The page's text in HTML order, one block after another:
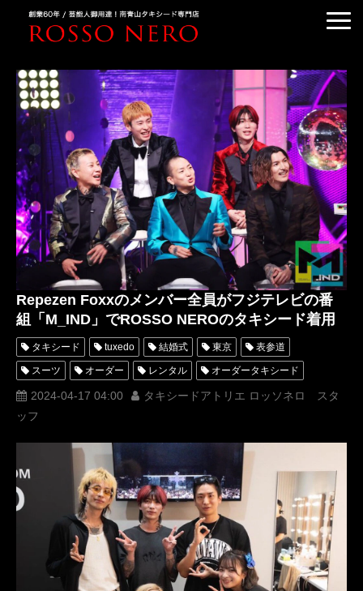
TUXEDO RENTAL
TUXEDO RANKING
KIMONO DRESS
CUSTOMER'S VOICE
COLUMN &BLOG
ABOUT US
Repezen Foxxのメンバー全員がフジテレビの番
組「M_IND」でROSSO NEROのタキシード着用
タキシード tuxedo 結婚式 東京 表参道
スーツ オーダー レンタル オーダータキシード
レンタルタキシード ロッソネロ 人気 横山宗生
MUNETAKAYOKOYAMA
オーダータキシード東京 オーダータキシード名古屋
レンタルタキシード東京
レンタルタキシード名古屋 横浜 ROSSONERO
タキシードオーダー東京 タキシードレンタル東京
タキシード靴 青山 TikTok TikToker
オーダータキシード横浜 レンタルタキシード横浜 DJ社長
RepezenFoxx DJ銀太 DJFoy レペゼン XOXO
2024-04-17 04:00
タキシードアトリエ ロッソネロ スタ
ッフ